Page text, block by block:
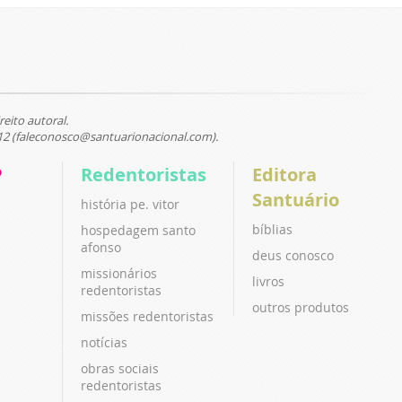
autoral.
(faleconosco@santuarionacional.com).
Redentoristas
história pe. vitor
hospedagem santo
afonso
missionários
redentoristas
missões redentoristas
notícias
obras sociais
redentoristas
Editora
Santuário
bíblias
deus conosco
livros
outros produtos